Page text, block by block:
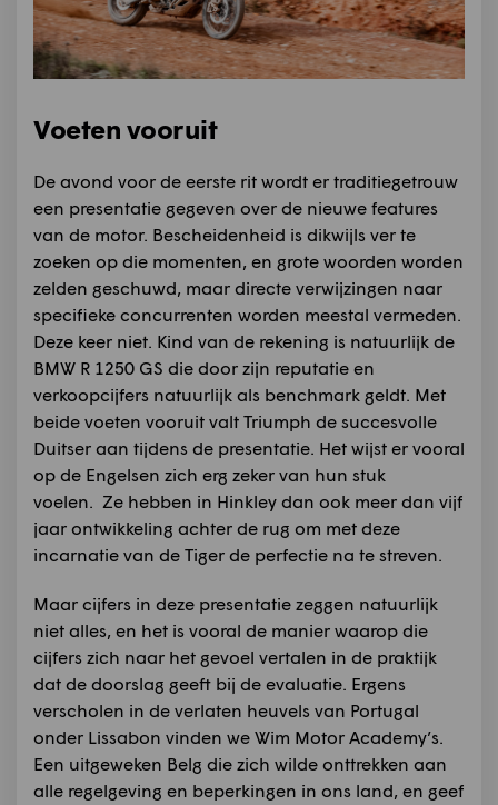
Voeten vooruit
De avond voor de eerste rit wordt er traditiegetrouw
een presentatie gegeven over de nieuwe features
van de motor. Bescheidenheid is dikwijls ver te
zoeken op die momenten, en grote woorden worden
zelden geschuwd, maar directe verwijzingen naar
specifieke concurrenten worden meestal vermeden.
Deze keer niet. Kind van de rekening is natuurlijk de
BMW R 1250 GS die door zijn reputatie en
verkoopcijfers natuurlijk als benchmark geldt. Met
beide voeten vooruit valt Triumph de succesvolle
Duitser aan tijdens de presentatie. Het wijst er vooral
op de Engelsen zich erg zeker van hun stuk
voelen. Ze hebben in Hinkley dan ook meer dan vijf
jaar ontwikkeling achter de rug om met deze
incarnatie van de Tiger de perfectie na te streven.
Maar cijfers in deze presentatie zeggen natuurlijk
niet alles, en het is vooral de manier waarop die
cijfers zich naar het gevoel vertalen in de praktijk
dat de doorslag geeft bij de evaluatie. Ergens
verscholen in de verlaten heuvels van Portugal
onder Lissabon vinden we Wim Motor Academy’s.
Een uitgeweken Belg die zich wilde onttrekken aan
alle regelgeving en beperkingen in ons land, en geef